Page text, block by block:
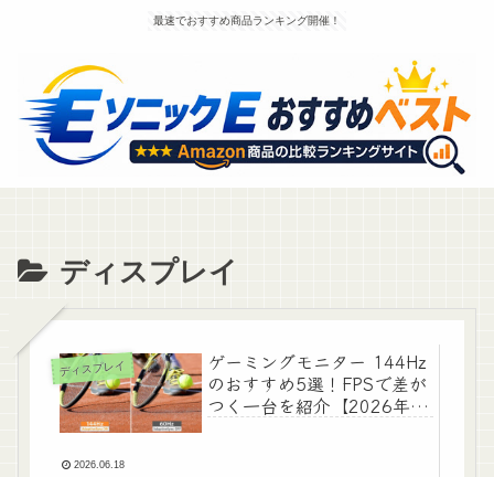
最速でおすすめ商品ランキング開催！
ディスプレイ
ディスプレイ
ゲーミングモニター 144Hz
のおすすめ5選！FPSで差が
つく一台を紹介【2026年6
2026.06.18